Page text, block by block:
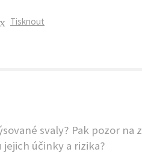
Tisknout
svaly? Pak pozor na
účinky a rizika?